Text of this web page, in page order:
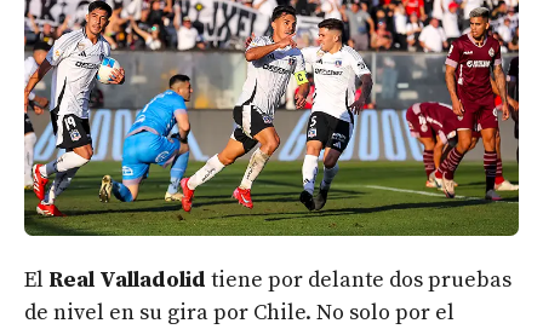
El Real Valladolid tiene por delante dos pruebas
de nivel en su gira por Chile. No solo por el